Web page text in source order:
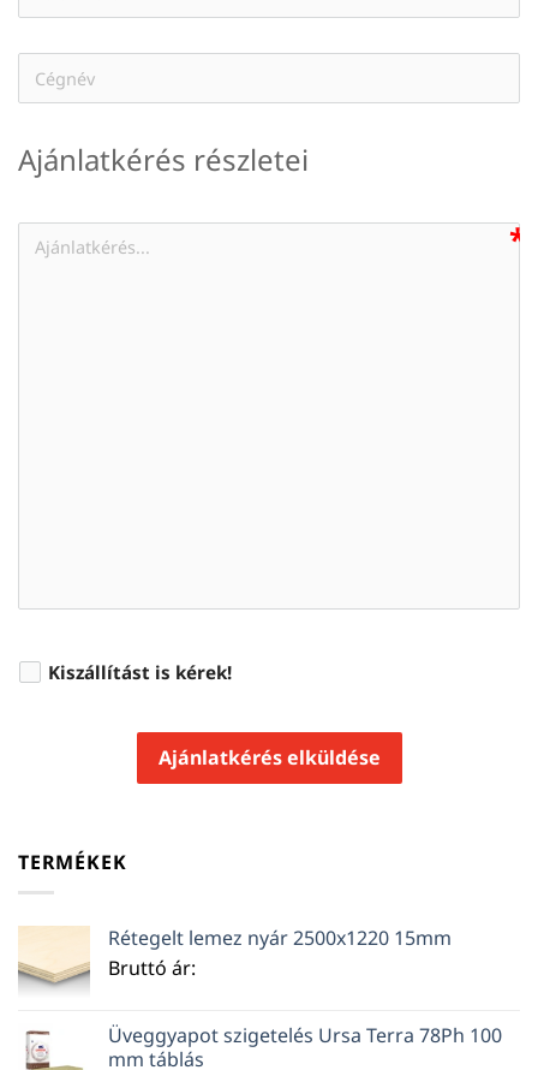
Ajánlatkérés részletei
Kiszállítást is kérek!
Ajánlatkérés elküldése
TERMÉKEK
Rétegelt lemez nyár 2500x1220 15mm
Bruttó ár:
Üveggyapot szigetelés Ursa Terra 78Ph 100
mm táblás